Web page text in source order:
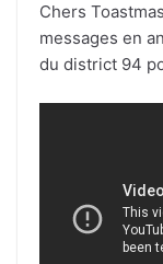
Chers
messages en
du district 94